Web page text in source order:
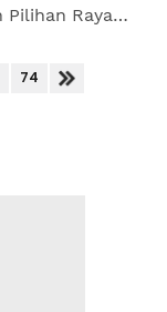
Raya
74